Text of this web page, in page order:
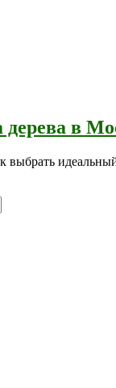
дерева в
выбрать